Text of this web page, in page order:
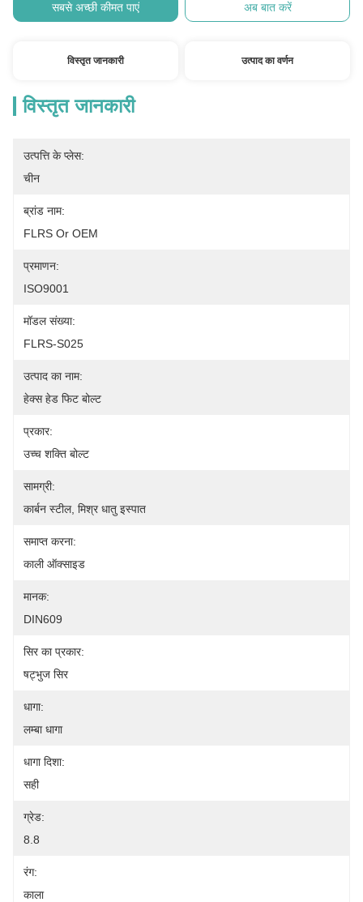
सबसे अच्छी कीमत पाएं अब बात करें
विस्तृत जानकारी उत्पाद का वर्णन
विस्तृत जानकारी
उत्पत्ति के प्लेस:
चीन
ब्रांड नाम:
FLRS Or OEM
प्रमाणन:
ISO9001
मॉडल संख्या:
FLRS-S025
उत्पाद का नाम:
हेक्स हेड फिट बोल्ट
प्रकार:
उच्च शक्ति बोल्ट
सामग्री:
कार्बन स्टील, मिश्र धातु इस्पात
समाप्त करना:
काली ऑक्साइड
मानक:
DIN609
सिर का प्रकार:
षट्भुज सिर
धागा:
लम्बा धागा
धागा दिशा:
सही
ग्रेड:
8.8
रंग:
काला